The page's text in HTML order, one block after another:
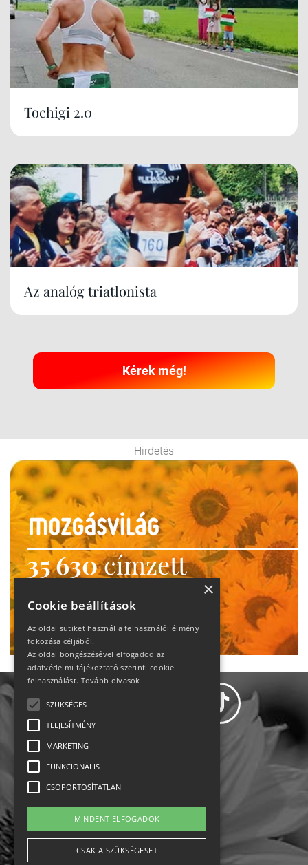
Tochigi 2.0
Az analóg triatlonista
Kérek még!
Hirdetés
35 630címzett
heti motiváció
Ne maradj le!
Állásajánlatok
Impresszum-kapcsolat
Jogi nyilatkozat
×
Cookie beállítások
Az oldal sütiket használ a felhasználói élmény
fokozása céljából.
Az oldal böngészésével elfogadod az
adatvédelmi tájékoztató szerinti cookie
felhasználást. Tovább olvasok
SZÜKSÉGES
TELJESÍTMÉNY
MARKETING
FUNKCIONÁLIS
CSOPORTOSÍTATLAN
MINDENT ELFOGADOK
CSAK A SZÜKSÉGESET